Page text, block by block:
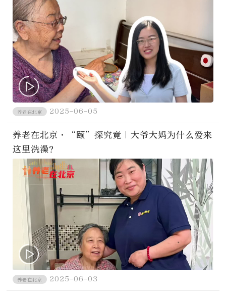
养老在北京 2025-06-05
养老在北京·“颐”探究竟｜大爷大妈为什么爱来
这里洗澡？
养老在北京 2025-06-03